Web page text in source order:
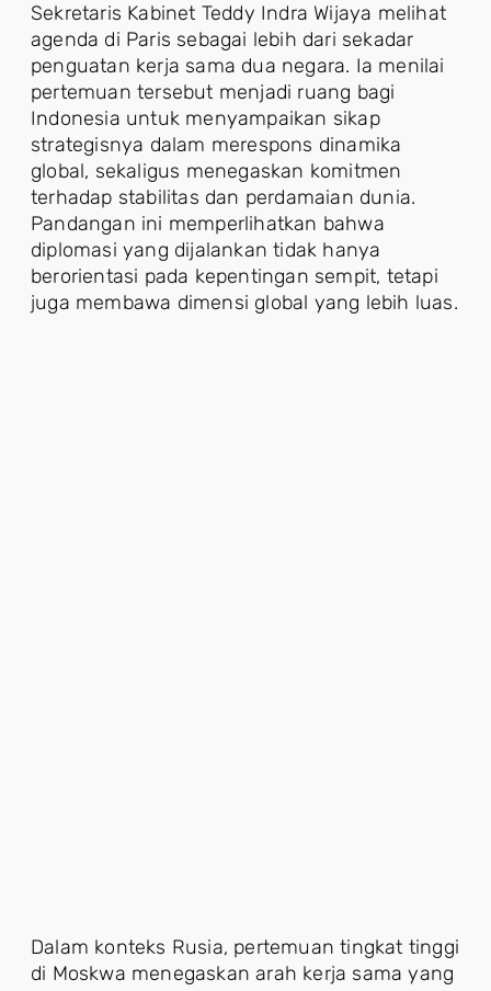
Sekretaris Kabinet Teddy Indra Wijaya melihat
agenda di Paris sebagai lebih dari sekadar
penguatan kerja sama dua negara. Ia menilai
pertemuan tersebut menjadi ruang bagi
Indonesia untuk menyampaikan sikap
strategisnya dalam merespons dinamika
global, sekaligus menegaskan komitmen
terhadap stabilitas dan perdamaian dunia.
Pandangan ini memperlihatkan bahwa
diplomasi yang dijalankan tidak hanya
berorientasi pada kepentingan sempit, tetapi
juga membawa dimensi global yang lebih luas.
Dalam konteks Rusia, pertemuan tingkat tinggi
di Moskwa menegaskan arah kerja sama yang